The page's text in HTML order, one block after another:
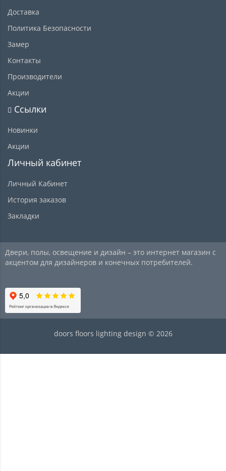
Доставка
Политика Безопасности
Замер
Контакты
Производители
Акции
Ссылки
Новинки
Акции
Личный кабинет
Личный Кабинет
История заказов
Закладки
Двери, полы, освещение и дизайн – это интернет магазин с
акцентом для дизайнеров и конечных потребителей.
doors floors lighting design © 2026